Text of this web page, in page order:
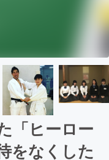
「ヒーロー
をなくした